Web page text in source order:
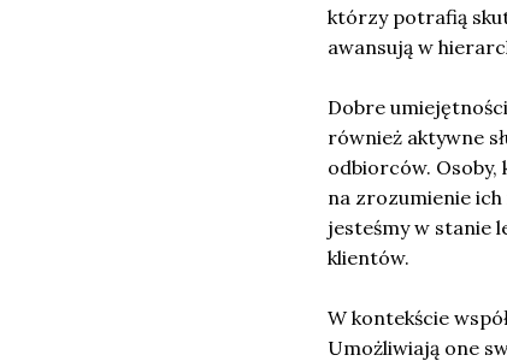
którzy potrafią
awansują w
Dobre
również aktywne
odbiorców.
na zrozumienie
jesteśmy w stanie
klientów.
W kontekście
Umożliwiają one